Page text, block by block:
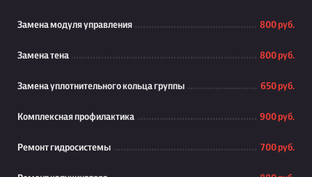
Замена модуля управления 800 руб.
Замена тена 800 руб.
Замена уплотнительного кольца группы 650 руб.
Комплексная профилактика 900 руб.
Ремонт гидросистемы 700 руб.